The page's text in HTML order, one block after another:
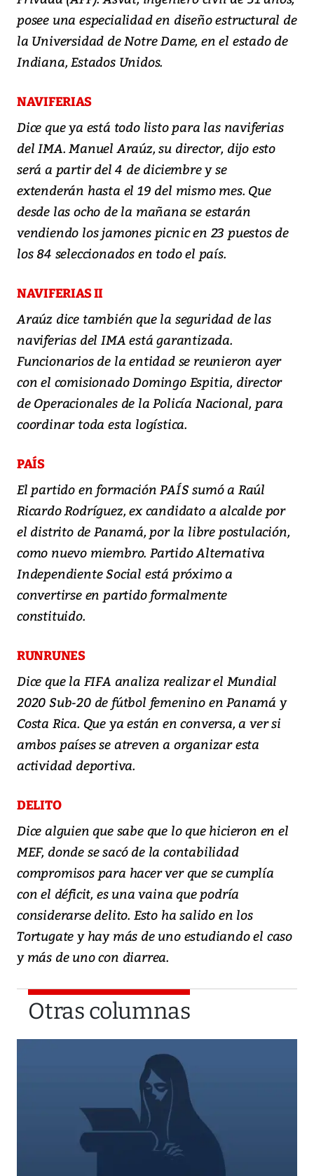
posee una especialidad en diseño estructural de
la Universidad de Notre Dame, en el estado de
Indiana, Estados Unidos.
NAVIFERIAS
Dice que ya está todo listo para las naviferias
del IMA. Manuel Araúz, su director, dijo esto
será a partir del 4 de diciembre y se
extenderán hasta el 19 del mismo mes. Que
desde las ocho de la mañana se estarán
vendiendo los jamones picnic en 23 puestos de
los 84 seleccionados en todo el país.
NAVIFERIAS II
Araúz dice también que la seguridad de las
naviferias del IMA está garantizada.
Funcionarios de la entidad se reunieron ayer
con el comisionado Domingo Espitia, director
de Operacionales de la Policía Nacional, para
coordinar toda esta logística.
PAÍS
El partido en formación PAÍS sumó a Raúl
Ricardo Rodríguez, ex candidato a alcalde por
el distrito de Panamá, por la libre postulación,
como nuevo miembro. Partido Alternativa
Independiente Social está próximo a
convertirse en partido formalmente
constituido.
RUNRUNES
Dice que la FIFA analiza realizar el Mundial
2020 Sub-20 de fútbol femenino en Panamá y
Costa Rica. Que ya están en conversa, a ver si
ambos países se atreven a organizar esta
actividad deportiva.
DELITO
Dice alguien que sabe que lo que hicieron en el
MEF, donde se sacó de la contabilidad
compromisos para hacer ver que se cumplía
con el déficit, es una vaina que podría
considerarse delito. Esto ha salido en los
Tortugate y hay más de uno estudiando el caso
y más de uno con diarrea.
Otras columnas